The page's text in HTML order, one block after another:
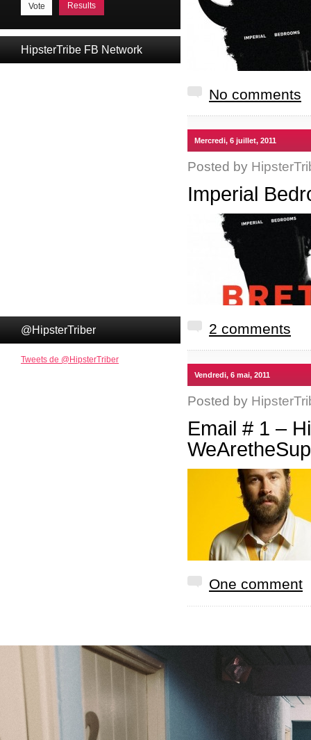
Results
HipsterTribe FB Network
@HipsterTriber
Tweets de @HipsterTriber
No comments
Mercredi, 6 juillet, 2011
Posted by
Imperial
2 comments
Vendredi, 6 mai, 2011
Posted by
Email # 1 –
One comment